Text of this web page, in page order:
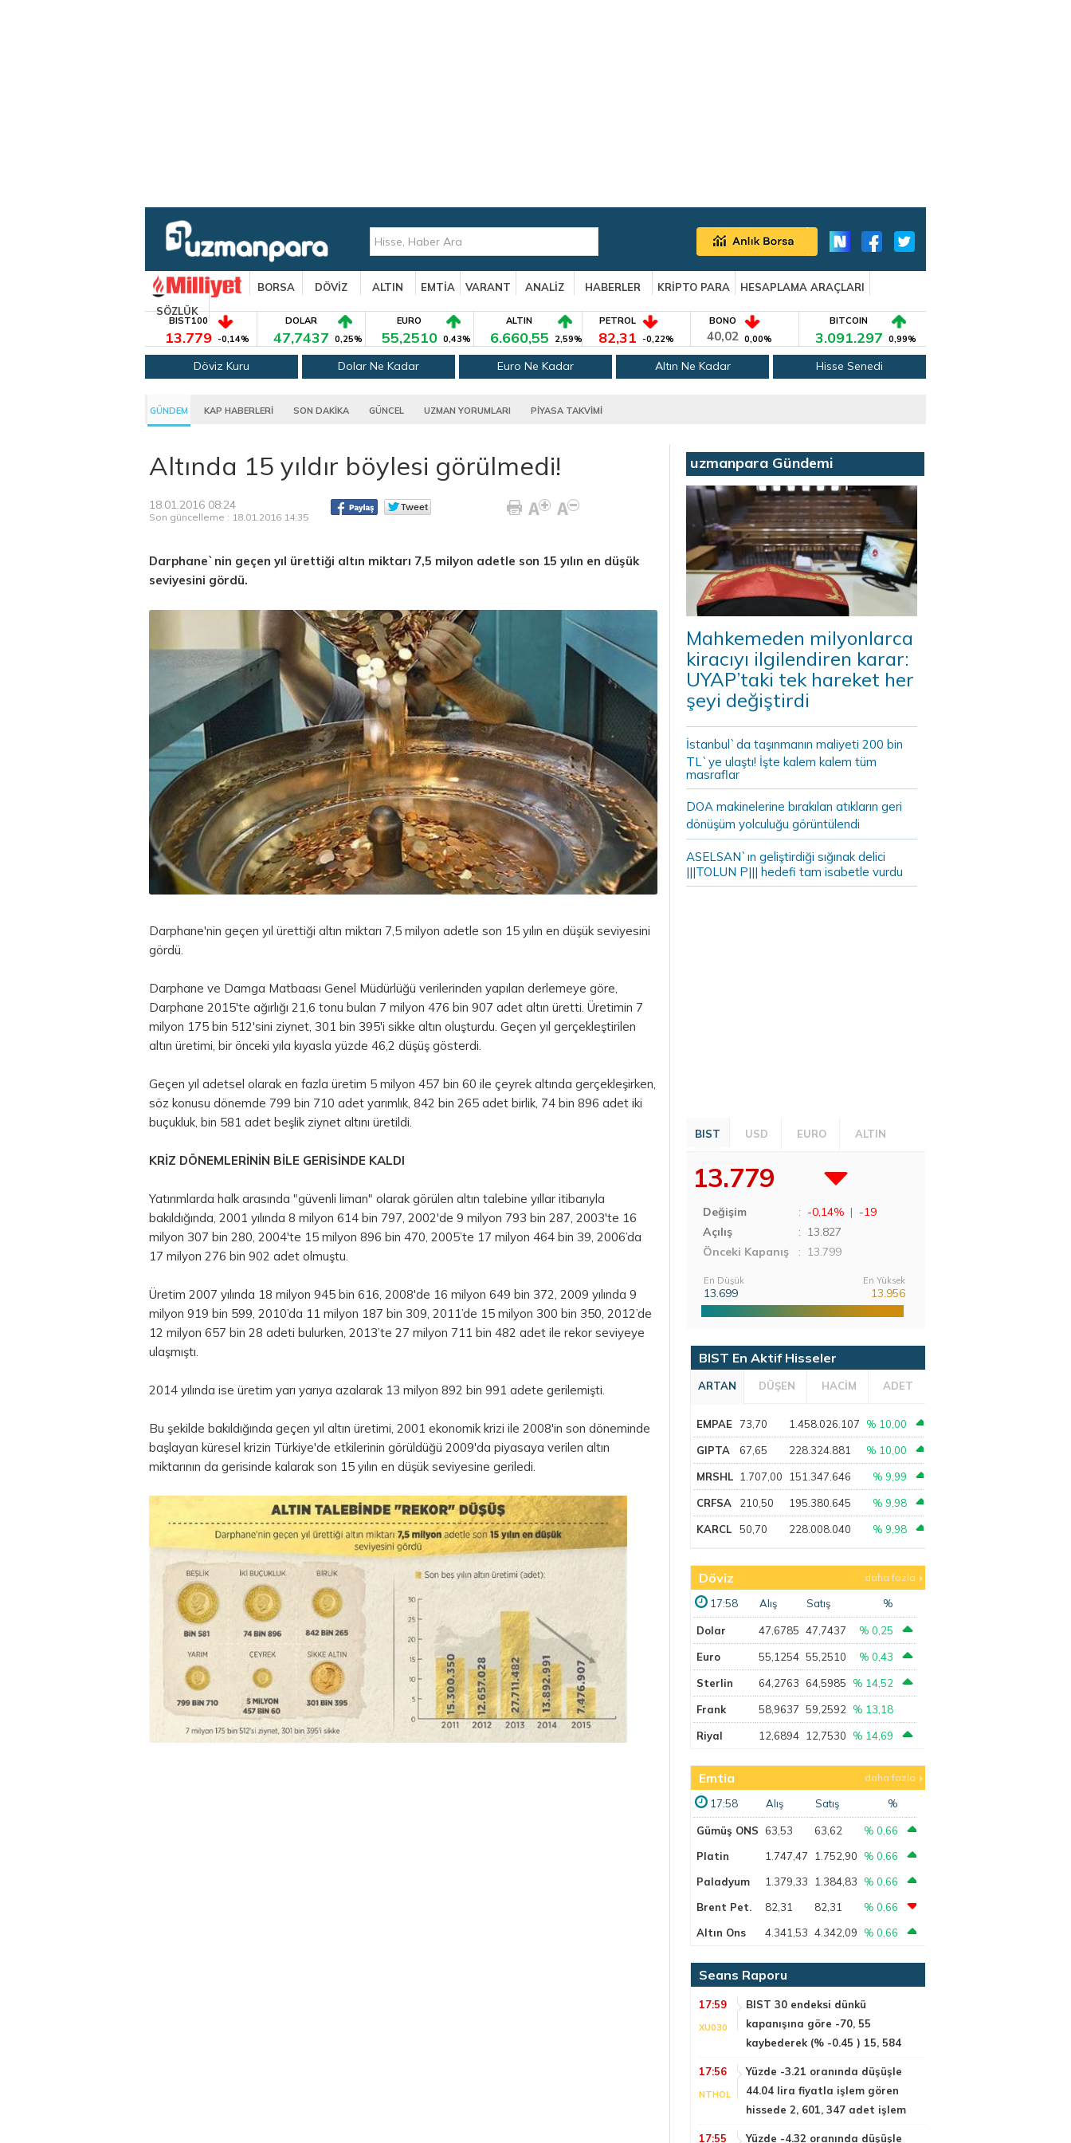
BORSA DÖVİZ ALTIN EMTİA VARANT ANALİZ HABERLER KRİPTO PARA
HESAPLAMA ARAÇLARI
SÖZLÜK
BIST100
13.779 -0,14%
DOLAR
47,7437 0,25%
EURO
55,2510 0,43%
ALTIN
6.660,55 2,59%
PETROL
82,31 -0,22%
BONO
40,02 0,00%
BITCOIN
3.091.297 0,99%
Döviz Kuru Dolar Ne Kadar Euro Ne Kadar Altın Ne Kadar Hisse Senedi
GÜNDEM KAP HABERLERİ SON DAKİKA GÜNCEL UZMAN YORUMLARI PİYASA TAKVİMİ
Altında 15 yıldır böylesi görülmedi!
18.01.2016 08:24
Son güncelleme : 18.01.2016 14:35
Darphane`nin geçen yıl ürettiği altın miktarı 7,5 milyon adetle son 15 yılın en düşük
seviyesini gördü.
Darphane'nin geçen yıl ürettiği altın miktarı 7,5 milyon adetle son 15 yılın en düşük seviyesini
gördü.
Darphane ve Damga Matbaası Genel Müdürlüğü verilerinden yapılan derlemeye göre,
Darphane 2015'te ağırlığı 21,6 tonu bulan 7 milyon 476 bin 907 adet altın üretti. Üretimin 7
milyon 175 bin 512'sini ziynet, 301 bin 395'i sikke altın oluşturdu. Geçen yıl gerçekleştirilen
altın üretimi, bir önceki yıla kıyasla yüzde 46,2 düşüş gösterdi.
Geçen yıl adetsel olarak en fazla üretim 5 milyon 457 bin 60 ile çeyrek altında gerçekleşirken,
söz konusu dönemde 799 bin 710 adet yarımlık, 842 bin 265 adet birlik, 74 bin 896 adet iki
buçukluk, bin 581 adet beşlik ziynet altını üretildi.
KRİZ DÖNEMLERİNİN BİLE GERİSİNDE KALDI
Yatırımlarda halk arasında "güvenli liman" olarak görülen altın talebine yıllar itibarıyla
bakıldığında, 2001 yılında 8 milyon 614 bin 797, 2002'de 9 milyon 793 bin 287, 2003'te 16
milyon 307 bin 280, 2004'te 15 milyon 896 bin 470, 2005’te 17 milyon 464 bin 39, 2006’da
17 milyon 276 bin 902 adet olmuştu.
Üretim 2007 yılında 18 milyon 945 bin 616, 2008'de 16 milyon 649 bin 372, 2009 yılında 9
milyon 919 bin 599, 2010’da 11 milyon 187 bin 309, 2011’de 15 milyon 300 bin 350, 2012’de
12 milyon 657 bin 28 adeti bulurken, 2013’te 27 milyon 711 bin 482 adet ile rekor seviyeye
ulaşmıştı.
2014 yılında ise üretim yarı yarıya azalarak 13 milyon 892 bin 991 adete gerilemişti.
Bu şekilde bakıldığında geçen yıl altın üretimi, 2001 ekonomik krizi ile 2008'in son döneminde
başlayan küresel krizin Türkiye'de etkilerinin görüldüğü 2009'da piyasaya verilen altın
miktarının da gerisinde kalarak son 15 yılın en düşük seviyesine geriledi.
uzmanpara Gündemi
Mahkemeden milyonlarca
kiracıyı ilgilendiren karar:
UYAP’taki tek hareket her
şeyi değiştirdi
İstanbul`da taşınmanın maliyeti 200 bin
TL`ye ulaştı! İşte kalem kalem tüm
masraflar
DOA makinelerine bırakılan atıkların geri
dönüşüm yolculuğu görüntülendi
ASELSAN`ın geliştirdiği sığınak delici
|||TOLUN P||| hedefi tam isabetle vurdu
BIST USD EURO ALTIN
13.779
Değişim : -0,14% | -19
Açılış
: 13.827
Önceki Kapanış
: 13.799
En Düşük
13.699
En Yüksek
13.956
BIST En Aktif Hisseler
ARTAN DÜŞEN HACİM ADET
EMPAE 73,70 1.458.026.107 % 10,00
GIPTA 67,65 228.324.881 % 10,00
MRSHL 1.707,00 151.347.646 % 9,99
CRFSA 210,50 195.380.645 % 9,98
KARCL 50,70 228.008.040 % 9,98
Döviz daha fazla
17:58 Alış Satış %
Dolar 47,6785 47,7437 % 0,25
Euro 55,1254 55,2510 % 0,43
Sterlin 64,2763 64,5985 % 14,52
Frank 58,9637 59,2592 % 13,18
Riyal 12,6894 12,7530 % 14,69
Emtia daha fazla
17:58 Alış Satış %
Gümüş ONS 63,53 63,62
% 0,66
Platin
1.747,47 1.752,90
% 0,66
Paladyum
1.379,33 1.384,83
% 0,66
Brent Pet.
82,31 82,31
% 0,66
Altın Ons
4.341,53 4.342,09 % 0,66
Seans Raporu
17:59
XU030
BIST 30 endeksi dünkü
kapanışına göre -70, 55
kaybederek (% -0.45 ) 15, 584
17:56
NTHOL
Yüzde -3.21 oranında düşüşle
44.04 lira fiyatla işlem gören
hissede 2, 601, 347 adet işlem
17:55
Yüzde -4.32 oranında düşüşle